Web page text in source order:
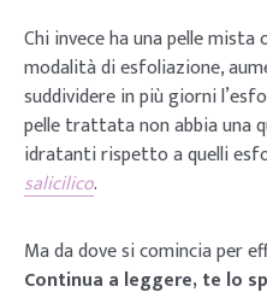
Chi invece ha una pelle
modalità di esfoliazione,
suddividere in più giorni
pelle trattata non abbia
idratanti rispetto a quelli
salicilico.
Ma da dove si comincia per
Continua a leggere, te lo